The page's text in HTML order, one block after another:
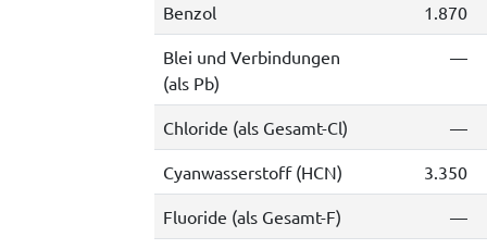
Benzol 1.870
Blei und Verbindungen
(als Pb)
—
Chloride (als Gesamt-Cl) —
Cyanwasserstoff (HCN) 3.350
Fluoride (als Gesamt-F) —